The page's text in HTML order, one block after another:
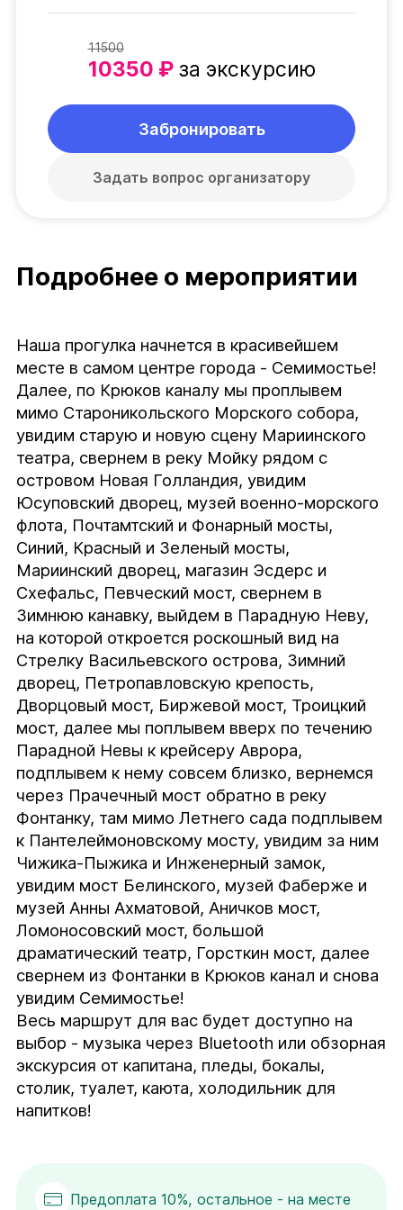
11500
10350 ₽за экскурсию
Забронировать
Задать вопрос организатору
Подробнее о мероприятии
Наша прогулка начнется в красивейшем
месте в самом центре города - Семимостье!
Далее, по Крюков каналу мы проплывем
мимо Староникольского Морского собора,
увидим старую и новую сцену Мариинского
театра, свернем в реку Мойку рядом с
островом Новая Голландия, увидим
Юсуповский дворец, музей военно-морского
флота, Почтамтский и Фонарный мосты,
Синий, Красный и Зеленый мосты,
Мариинский дворец, магазин Эсдерс и
Схефальс, Певческий мост, свернем в
Зимнюю канавку, выйдем в Парадную Неву,
на которой откроется роскошный вид на
Стрелку Васильевского острова, Зимний
дворец, Петропавловскую крепость,
Дворцовый мост, Биржевой мост, Троицкий
мост, далее мы поплывем вверх по течению
Парадной Невы к крейсеру Аврора,
подплывем к нему совсем близко, вернемся
через Прачечный мост обратно в реку
Фонтанку, там мимо Летнего сада подплывем
к Пантелеймоновскому мосту, увидим за ним
Чижика-Пыжика и Инженерный замок,
увидим мост Белинского, музей Фаберже и
музей Анны Ахматовой, Аничков мост,
Ломоносовский мост, большой
драматический театр, Горсткин мост, далее
свернем из Фонтанки в Крюков канал и снова
увидим Семимостье!
Весь маршрут для вас будет доступно на
выбор - музыка через Bluetooth или обзорная
экскурсия от капитана, пледы, бокалы,
столик, туалет, каюта, холодильник для
напитков!
Предоплата 10%, остальное - на месте